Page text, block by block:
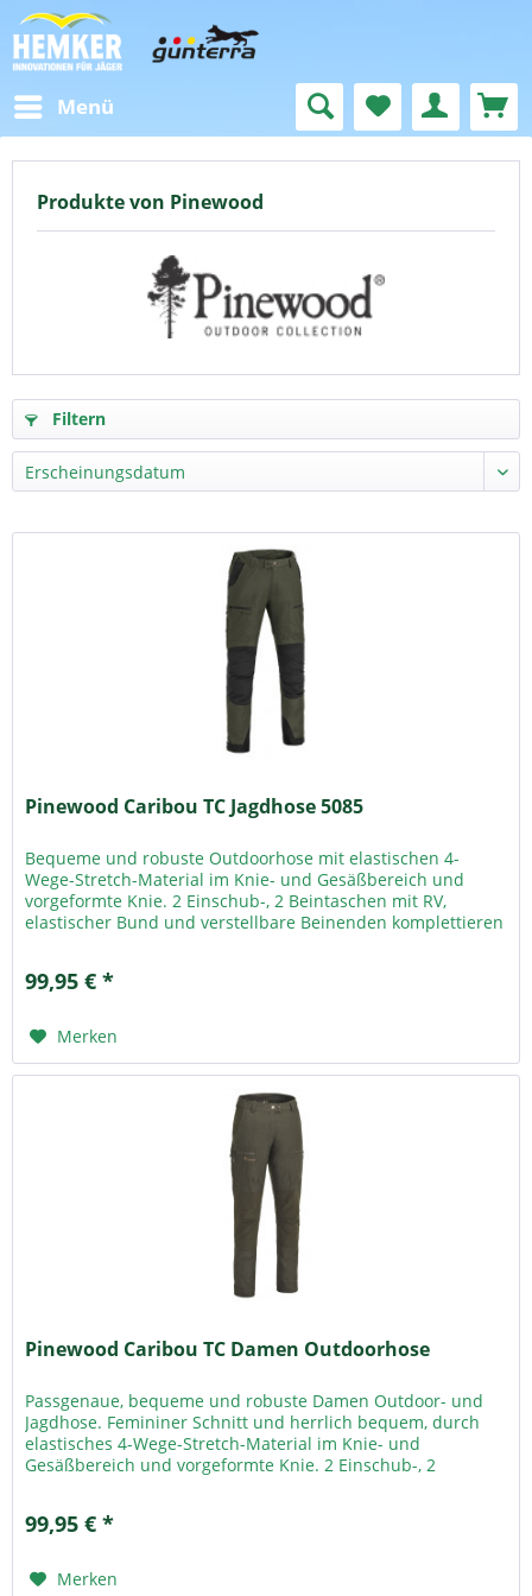
Menü
Produkte von Pinewood
Filtern
Pinewood Caribou TC Jagdhose 5085
Bequeme und robuste Outdoorhose mit elastischen 4-
Wege-Stretch-Material im Knie- und Gesäßbereich und
vorgeformte Knie. 2 Einschub-, 2 Beintaschen mit RV,
elastischer Bund und verstellbare Beinenden komplettieren
99,95 € *
Merken
Pinewood Caribou TC Damen Outdoorhose
Passgenaue, bequeme und robuste Damen Outdoor- und
Jagdhose. Femininer Schnitt und herrlich bequem, durch
elastisches 4-Wege-Stretch-Material im Knie- und
Gesäßbereich und vorgeformte Knie. 2 Einschub-, 2
99,95 € *
Merken